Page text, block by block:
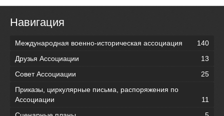
Навигация
Международная военно-историческая ассоциация
140
Друзья Ассоциации
13
Совет Ассоциации
25
Приказы, циркулярные письма, распоряжения по
Ассоциации
11